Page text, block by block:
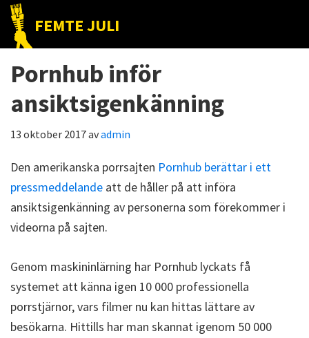
Hoppa
huvudnavigering
Hoppa
huvudinnehåll
Hoppa
det
primära
FEMTE JULI
Nätet
till
folket!
Pornhub inför
ansiktsigenkänning
13 oktober 2017avadmin
Den amerikanska porrsajten Pornhub berättar i ett
pressmeddelande att de håller på att införa
ansiktsigenkänning av personerna som förekommer i
videorna på sajten.
Genom maskininlärning har Pornhub lyckats få
systemet att känna igen 10 000 professionella
porrstjärnor, vars filmer nu kan hittas lättare av
besökarna. Hittills har man skannat igenom 50 000